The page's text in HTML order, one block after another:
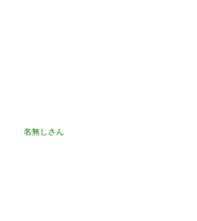
名無しさん